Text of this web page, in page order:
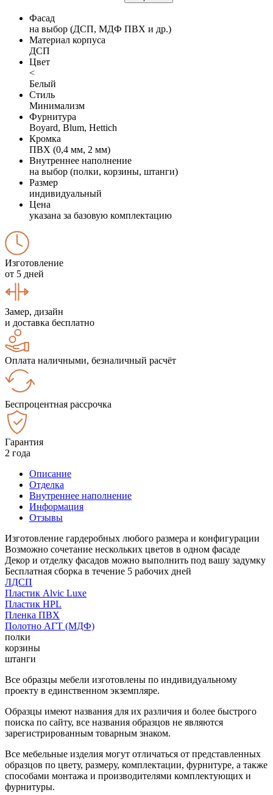
Фасад
на выбор (ДСП, МДФ ПВХ и др.)
Материал корпуса
ДСП
Цвет
<
Белый
Стиль
Минимализм
Фурнитура
Boyard, Blum, Hettich
Кромка
ПВХ (0,4 мм, 2 мм)
Внутреннее наполнение
на выбор (полки, корзины, штанги)
Размер
индивидуальный
Цена
указана за базовую комплектацию
Изготовление
от 5 дней
Замер, дизайн
и доставка бесплатно
Оплата наличными, безналичный расчёт
Беспроцентная рассрочка
Гарантия
2 года
Описание
Отделка
Внутреннее наполнение
Информация
Отзывы
Изготовление гардеробных любого размера и конфигурации
Возможно сочетание нескольких цветов в одном фасаде
Декор и отделку фасадов можно выполнить под вашу задумку
Бесплатная сборка в течение 5 рабочих дней
ЛДСП
Пластик Alvic Luxe
Пластик HPL
Пленка ПВХ
Полотно АГТ (МДФ)
полки
корзины
штанги
Все образцы мебели изготовлены по индивидуальному
проекту в единственном экземпляре.
Образцы имеют названия для их различия и более быстрого
поиска по сайту, все названия образцов не являются
зарегистрированным товарным знаком.
Все мебельные изделия могут отличаться от представленных
образцов по цвету, размеру, комплектации, фурнитуре, а также
способами монтажа и производителями комплектующих и
фурнитуры.